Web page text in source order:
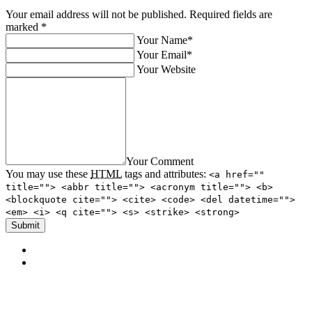
Your email address will not be published. Required fields are
marked *
Your Name*
Your Email*
Your Website
Your Comment
You may use these HTML tags and attributes: <a href=""
title=""> <abbr title=""> <acronym title=""> <b>
<blockquote cite=""> <cite> <code> <del datetime="">
<em> <i> <q cite=""> <s> <strike> <strong>